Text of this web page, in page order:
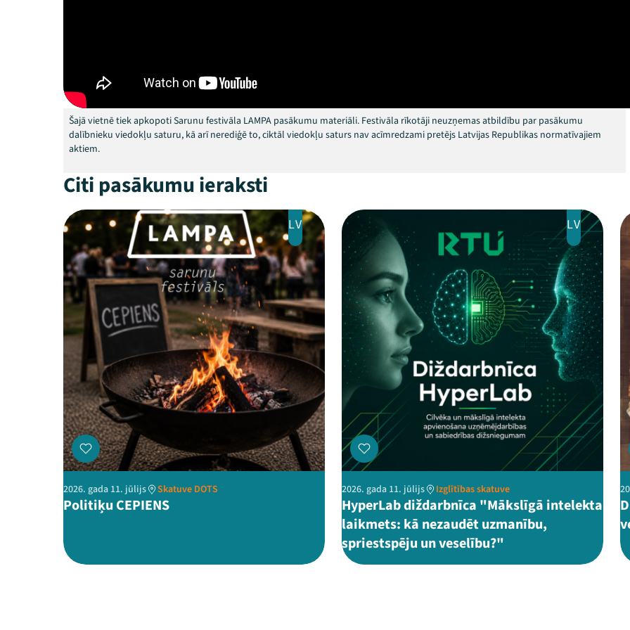
Šajā vietnē tiek apkopoti Sarunu festivāla LAMPA pasākumu materiāli. Festivāla rīkotāji neuzņemas atbildību par pasākumu
dalībnieku viedokļu saturu, kā arī nerediģē to, ciktāl viedokļu saturs nav acīmredzami pretējs Latvijas Republikas normatīvajiem
aktiem.
Citi pasākumu ieraksti
LV
2026. gada 11. jūlijs Skatuve DOTS
Politiķu CEPIENS
LV
2026. gada 11. jūlijs Izglītības skatuve
HyperLab diždarbnīca "Mākslīgā intelekta
laikmets: kā nezaudēt uzmanību,
spriestspēju un veselību?"